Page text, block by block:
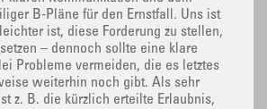
B-Pläne für den Ernstfall. Uns ist
ist, diese Forderung zu stellen,
– dennoch sollte eine klare
Probleme vermeiden, die es letztes
weiterhin noch gibt. Als sehr
z. B. die kürzlich erteilte Erlaubnis,